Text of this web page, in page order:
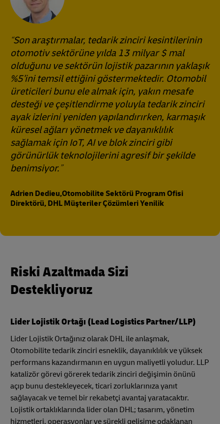
Son araştırmalar, tedarik zinciri kesintilerinin
otomotiv sektörüne yılda 13 milyar $ mal
olduğunu ve sektörün lojistik pazarının yaklaşık
%5'ini temsil ettiğini göstermektedir. Otomobil
üreticileri bunu ele almak için, yakın mesafe
desteği ve çeşitlendirme yoluyla tedarik zinciri
ayak izlerini yeniden yapılandırırken, karmaşık
küresel ağları yönetmek ve dayanıklılık
sağlamak için IoT, AI ve blok zinciri gibi
görünürlük teknolojilerini agresif bir şekilde
benimsiyor.
Adrien Dedieu,Otomobilite Sektörü Program Ofisi
Direktörü, DHL Müşteriler Çözümleri Yenilik
Riski Azaltmada Sizi
Destekliyoruz
Lider Lojistik Ortağı (Lead Logistics Partner/LLP)
Lider Lojistik Ortağınız olarak DHL ile anlaşmak,
Otomobilite tedarik zinciri esneklik, dayanıklılık ve yüksek
performans kazandırmanın en uygun maliyetli yoludur. LLP
katalizör görevi görerek tedarik zinciri değişimin önünü
açıp bunu destekleyecek, ticari zorluklarınıza yanıt
sağlayacak ve temel bir rekabetçi avantaj yaratacaktır.
Lojistik ortaklıklarında lider olan DHL; tasarım, yönetim
hizmetleri, operasyonlar ve sürekli gelişime odaklanan